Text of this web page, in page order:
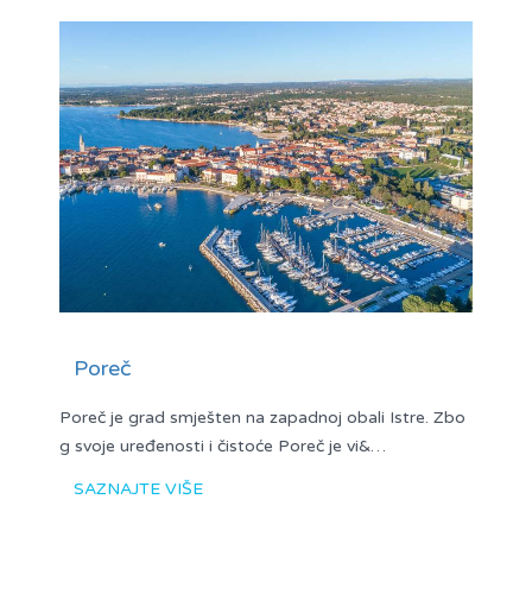
Poreč
Poreč je grad smješten na zapadnoj obali Istre. Zbo
g svoje uređenosti i čistoće Poreč je vi&…
SAZNAJTE VIŠE